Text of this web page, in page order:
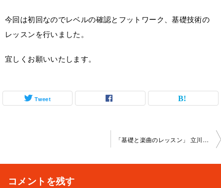
今回は初回なのでレベルの確認とフットワーク、基礎技術の
レッスンを行いました。
宜しくお願いいたします。
Tweet
「基礎と楽曲のレッスン」 立川教室 2024-7-17-no0099-1147
コメントを残す